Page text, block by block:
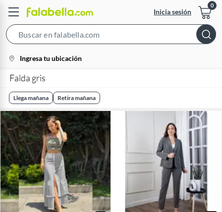
Inicia sesión
Bar
location-
icon
Ingresa tu ubicación
Falda gris
Llega mañana Retira mañana